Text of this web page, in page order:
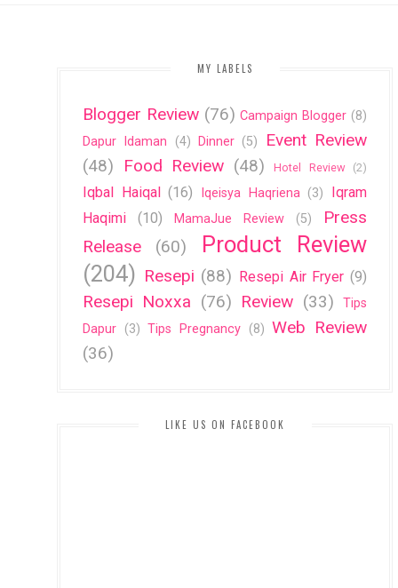
MY LABELS
Blogger Review (76) Campaign Blogger (8)
Dapur Idaman
(4) Dinner (5)
Event Review
(48)
Food Review (48) Hotel Review (2)
Iqbal Haiqal (16) Iqeisya Haqriena (3)
Iqram
Haqimi
(10) MamaJue Review (5)
Press
Release
(60)
Product Review
(204) Resepi (88) Resepi Air Fryer (9)
Resepi Noxxa (76) Review (33)
Tips
Dapur (3) Tips Pregnancy (8) Web Review
(36)
LIKE US ON FACEBOOK